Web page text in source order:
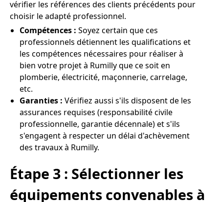
vérifier les références des clients précédents pour
choisir le adapté professionnel.
Compétences : Soyez certain que ces
professionnels détiennent les qualifications et
les compétences nécessaires pour réaliser à
bien votre projet à Rumilly que ce soit en
plomberie, électricité, maçonnerie, carrelage,
etc.
Garanties : Vérifiez aussi s'ils disposent de les
assurances requises (responsabilité civile
professionnelle, garantie décennale) et s'ils
s'engagent à respecter un délai d'achèvement
des travaux à Rumilly.
Étape 3 : Sélectionner les
équipements convenables à